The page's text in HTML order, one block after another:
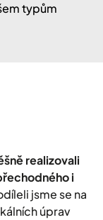
typům
realizovali
i
jsme se na
úprav